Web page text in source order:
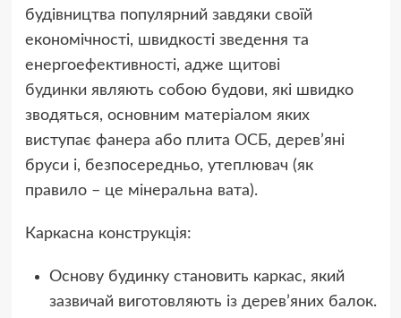
будівництва популярний завдяки своїй
економічності, швидкості зведення та
енергоефективності, адже щитові
будинки являють собою будови, які швидко
зводяться, основним матеріалом яких
виступає фанера або плита ОСБ, дерев’яні
бруси і, безпосередньо, утеплювач (як
правило – це мінеральна вата).
Каркасна конструкція:
Основу будинку становить каркас, який
зазвичай виготовляють із дерев’яних балок.